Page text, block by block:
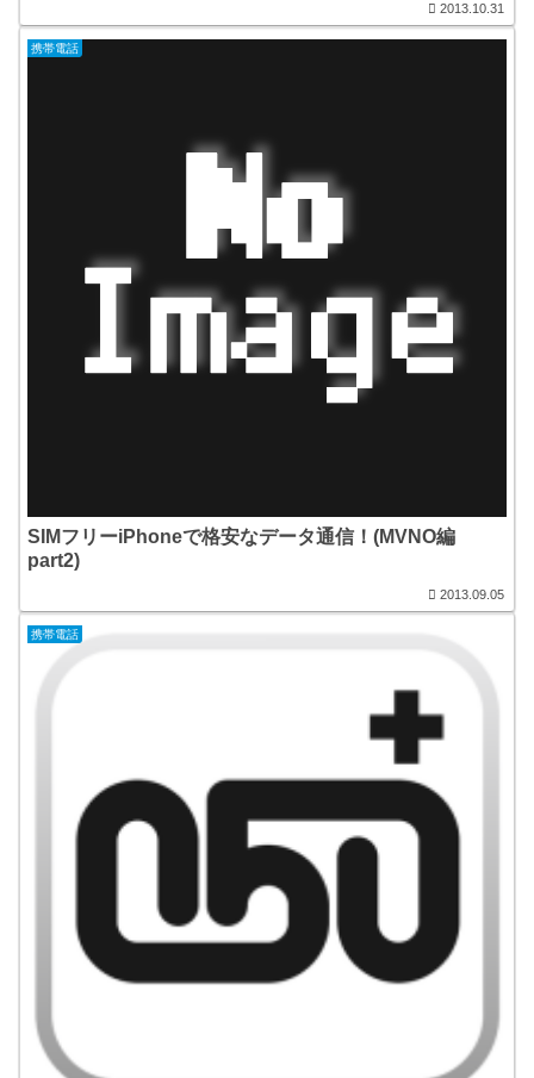
2013.10.31
携帯電話
SIMフリーiPhoneで格安なデータ通信！(MVNO編
part2)
2013.09.05
携帯電話